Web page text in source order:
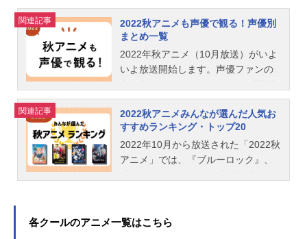
どの局になるのか気になるのではな
いでしょうか。そこで、日付ごとに
放送日順を「2022秋アニメ最速放送
開始日一覧」としてまとめました。
地上波テレビ放送、BS放送、ネット
一番速く視聴できる順番でまとめて
います。あなたのオススメの「2026
夏アニメ」募集中！アンケート実施
中2026夏アニメのあなたのオススメ
の作品募集中です。観たいと思って
ております。2026夏アニメのオスス
関連記事
2022秋アニメも声優で観る！声優別
まとめ一覧
2022年秋アニメ（10月放送）がいよ
いよ放送開始します。声優ファンの
の「アニメは声優さんで選んで観て
います！」をお届けします。テレビ
番組表をくまなくチェックすること
なく、ごひいきの声優さんたちが、
来期アニメのどの新番組に出演され
た、情報は記事公開時点のものにな
関連記事
2022秋アニメみんなが選んだ人気お
すすめランキング・トップ20
2022年10月から放送された「2022秋
アニメ」では、『ブルーロック』、
ガンダム水星の魔女』などの人気ア
各クールのアニメ一覧はこちら